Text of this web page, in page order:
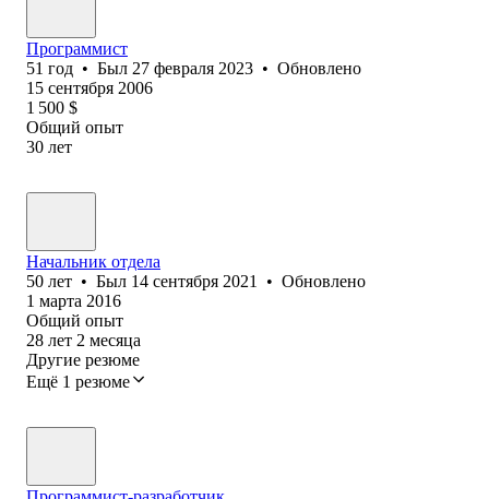
Программист
51 год • Был 27 февраля 2023 • Обновлено
15 сентября 2006
1 500 $
Общий опыт
30 лет
Начальник отдела
50 лет • Был 14 сентября 2021 • Обновлено
1 марта 2016
Общий опыт
28 лет 2 месяца
Другие резюме
Ещё 1 резюме